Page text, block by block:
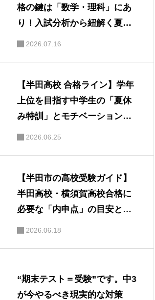
格の鍵は「数学・理科」にあ
り！入試分析から紐解く夏の
重点対策とおすすめ勉強方法
2026.07.16
【半田高校 合格ライン】学年
上位を目指す中学生の「夏休
み特訓」とモチベーション維
持法
2026.06.25
【半田市の高校受験ガイド】
半田高校・横須賀高校合格に
必要な「内申点」の目安と対
策
2026.06.18
“期末テスト＝受験”です。中3
が今やるべき現実的な対策